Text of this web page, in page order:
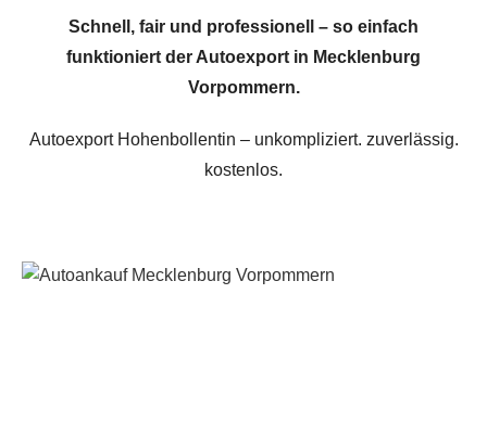
Schnell, fair und professionell – so einfach
funktioniert der Autoexport in Mecklenburg
Vorpommern.
Autoexport Hohenbollentin – unkompliziert. zuverlässig.
kostenlos.